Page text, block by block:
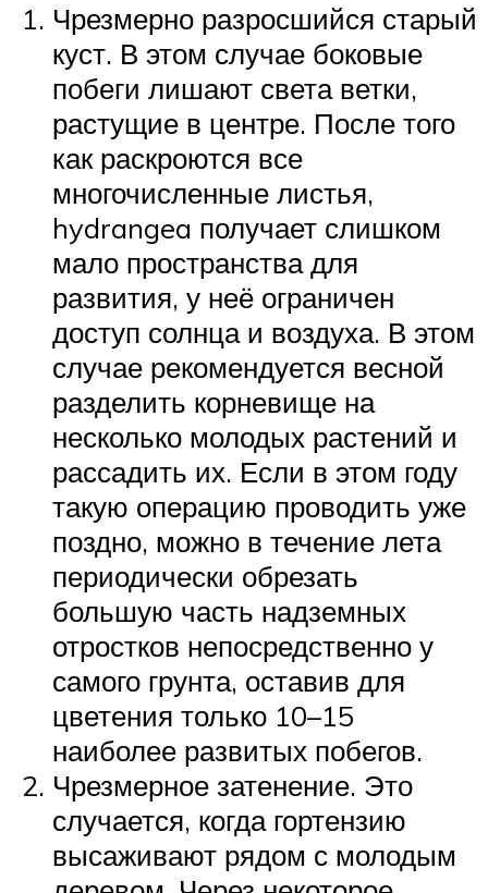
Чрезмерно разросшийся старый
куст. В этом случае боковые
побеги лишают света ветки,
растущие в центре. После того
как раскроются все
многочисленные листья,
hydrangea получает слишком
мало пространства для
развития, у неё ограничен
доступ солнца и воздуха. В этом
случае рекомендуется весной
разделить корневище на
несколько молодых растений и
рассадить их. Если в этом году
такую операцию проводить уже
поздно, можно в течение лета
периодически обрезать
большую часть надземных
отростков непосредственно у
самого грунта, оставив для
цветения только 10–15
наиболее развитых побегов.
Чрезмерное затенение. Это
случается, когда гортензию
высаживают рядом с молодым